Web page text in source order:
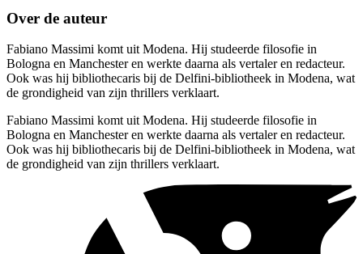
Over de auteur
Fabiano Massimi komt uit Modena. Hij studeerde filosofie in
Bologna en Manchester en werkte daarna als vertaler en redacteur.
Ook was hij bibliothecaris bij de Delfini-bibliotheek in Modena, wat
de grondigheid van zijn thrillers verklaart.
Fabiano Massimi komt uit Modena. Hij studeerde filosofie in
Bologna en Manchester en werkte daarna als vertaler en redacteur.
Ook was hij bibliothecaris bij de Delfini-bibliotheek in Modena, wat
de grondigheid van zijn thrillers verklaart.